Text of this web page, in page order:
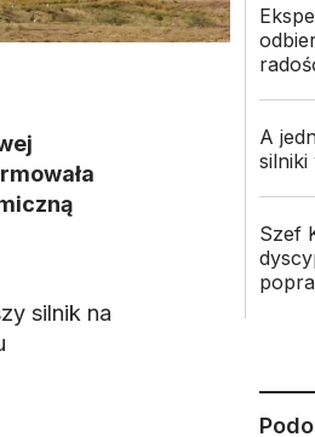
silnik na
A
silniki
Szef